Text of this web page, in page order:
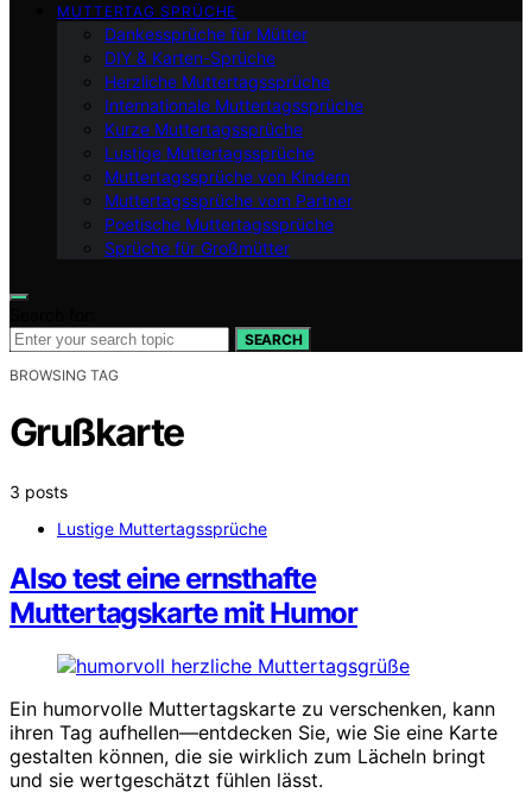
MUTTERTAG SPRÜCHE
Dankessprüche für Mütter
DIY & Karten-Sprüche
Herzliche Muttertagssprüche
Internationale Muttertagssprüche
Kurze Muttertagssprüche
Lustige Muttertagssprüche
Muttertagssprüche von Kindern
Muttertagssprüche vom Partner
Poetische Muttertagssprüche
Sprüche für Großmütter
SEARCH
BROWSING TAG
Grußkarte
3 posts
Lustige Muttertagssprüche
Also test eine ernsthafte
Muttertagskarte mit Humor
Ein humorvolle Muttertagskarte zu verschenken, kann
ihren Tag aufhellen—entdecken Sie, wie Sie eine Karte
gestalten können, die sie wirklich zum Lächeln bringt
und sie wertgeschätzt fühlen lässt.